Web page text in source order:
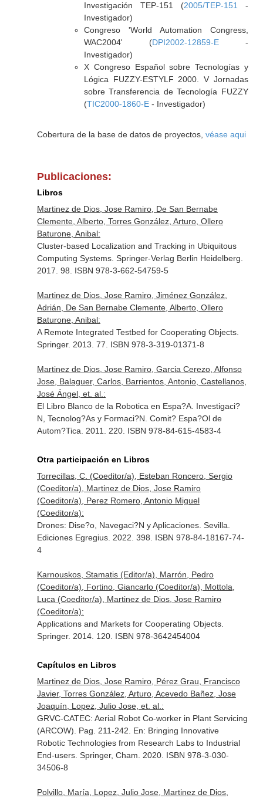
Investigación TEP-151 (2005/TEP-151
-
Investigador)
Congreso 'World Automation Congress,
WAC2004' (DPI2002-12859-E-
Investigador)
X Congreso Español sobre Tecnologías y
Lógica FUZZY-ESTYLF 2000. V Jornadas
sobre Transferencia de Tecnología FUZZY
(TIC2000-1860-E- Investigador)
Cobertura de la base de datos de proyectos, véase aqui
Publicaciones:
Libros
Martinez de Dios, Jose Ramiro, De San Bernabe
Clemente, Alberto, Torres González, Arturo, Ollero
Baturone, Anibal:
Cluster-based Localization and Tracking in Ubiquitous
Computing Systems. Springer-Verlag Berlin Heidelberg.
2017. 98. ISBN 978-3-662-54759-5
Martinez de Dios, Jose Ramiro, Jiménez González,
Adrián, De San Bernabe Clemente, Alberto, Ollero
Baturone, Anibal:
A Remote Integrated Testbed for Cooperating Objects.
Springer. 2013. 77. ISBN 978-3-319-01371-8
Martinez de Dios, Jose Ramiro, Garcia Cerezo, Alfonso
Jose, Balaguer, Carlos, Barrientos, Antonio, Castellanos,
José Ángel, et. al.:
El Libro Blanco de la Robotica en Espa?A. Investigaci?
N, Tecnolog?As y Formaci?N. Comit? Espa?Ol de
Autom?Tica. 2011. 220. ISBN 978-84-615-4583-4
Otra participación en Libros
Torrecillas, C. (Coeditor/a), Esteban Roncero, Sergio
(Coeditor/a), Martinez de Dios, Jose Ramiro
(Coeditor/a), Perez Romero, Antonio Miguel
(Coeditor/a):
Drones: Dise?o, Navegaci?N y Aplicaciones. Sevilla.
Ediciones Egregius. 2022. 398. ISBN 978-84-18167-74-
4
Karnouskos, Stamatis (Editor/a), Marrón, Pedro
(Coeditor/a), Fortino, Giancarlo (Coeditor/a), Mottola,
Luca (Coeditor/a), Martinez de Dios, Jose Ramiro
(Coeditor/a):
Applications and Markets for Cooperating Objects.
Springer. 2014. 120. ISBN 978-3642454004
Capítulos en Libros
Martinez de Dios, Jose Ramiro, Pérez Grau, Francisco
Javier, Torres González, Arturo, Acevedo Bañez, Jose
Joaquín, Lopez, Julio Jose, et. al.:
GRVC-CATEC: Aerial Robot Co-worker in Plant Servicing
(ARCOW). Pag. 211-242. En: Bringing Innovative
Robotic Technologies from Research Labs to Industrial
End-users. Springer, Cham. 2020. ISBN 978-3-030-
34506-8
Polvillo, María, Lopez, Julio Jose, Martinez de Dios,